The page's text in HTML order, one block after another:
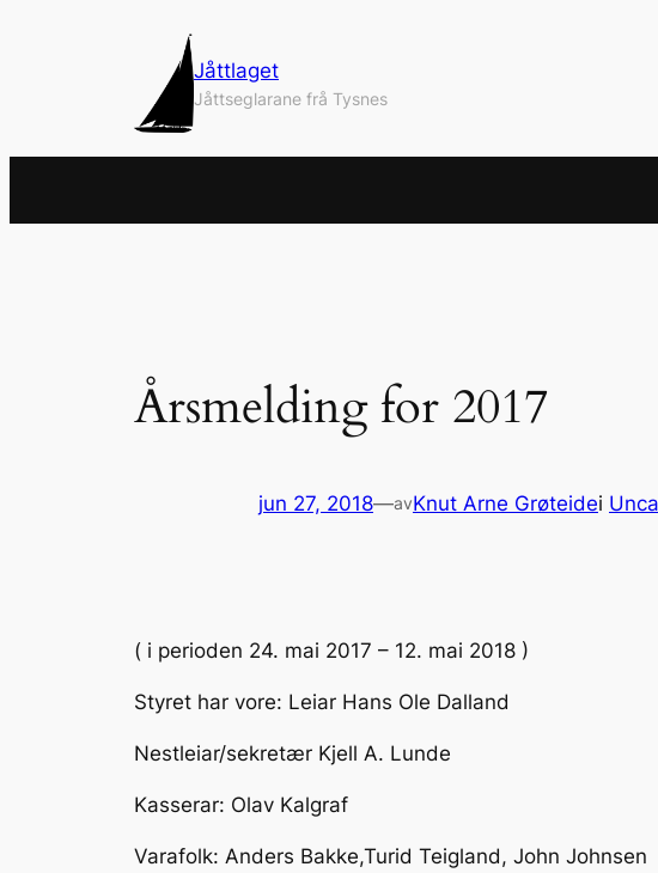
Jåttlaget
Jåttseglarane frå Tysnes
Årsmelding for 2017
jun 27, 2018—avKnut Arne Grøteidei
( i perioden 24. mai 2017 – 12. mai 2018 )
Styret har vore: Leiar Hans Ole Dalland
Nestleiar/sekretær Kjell A. Lunde
Kasserar: Olav Kalgraf
Varafolk: Anders Bakke,Turid Teigland, John Johnsen